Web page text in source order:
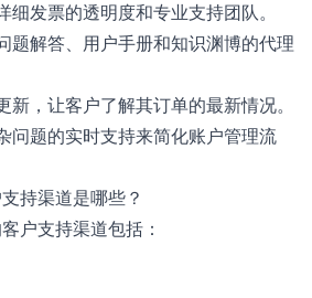
细发票的透明度和专业支持团队。
题解答、用户手册和知识渊博的代理
新，让客户了解其订单的最新情况。
问题的实时支持来简化账户管理流
持渠道是哪些？
户支持渠道包括：